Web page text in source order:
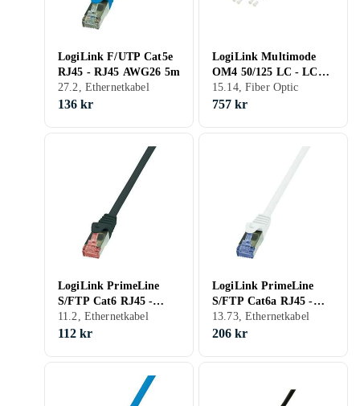
LogiLink F/UTP Cat5e
RJ45 - RJ45 AWG26 5m
27.2, Ethernetkabel
136 kr
LogiLink Multimode
OM4 50/125 LC - LC
50m
15.14, Fiber Optic
757 kr
LogiLink PrimeLine
S/FTP Cat6 RJ45 -
RJ45 LSZH 10m
11.2, Ethernetkabel
112 kr
LogiLink PrimeLine
S/FTP Cat6a RJ45 -
RJ45 LSZH 15m
13.73, Ethernetkabel
206 kr